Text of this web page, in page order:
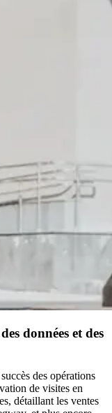
données et des
des opérations
de visites en
détaillant les ventes